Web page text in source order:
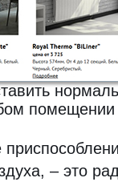
– это